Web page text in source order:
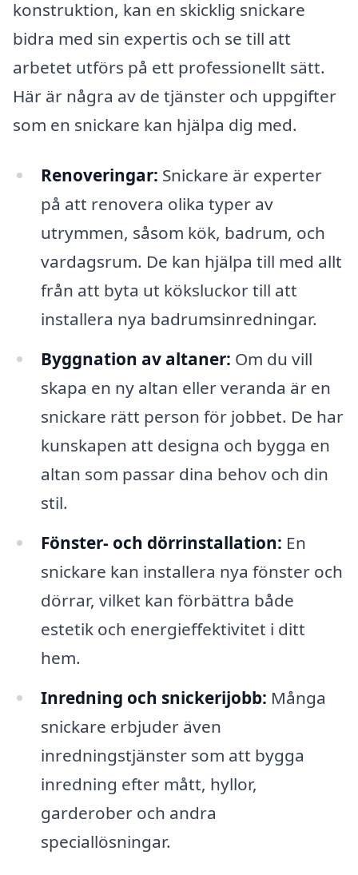
konstruktion, kan en skicklig snickare
bidra med sin expertis och se till att
arbetet utförs på ett professionellt sätt.
Här är några av de tjänster och uppgifter
som en snickare kan hjälpa dig med.
Renoveringar: Snickare är experter
på att renovera olika typer av
utrymmen, såsom kök, badrum, och
vardagsrum. De kan hjälpa till med allt
från att byta ut köksluckor till att
installera nya badrumsinredningar.
Byggnation av altaner: Om du vill
skapa en ny altan eller veranda är en
snickare rätt person för jobbet. De har
kunskapen att designa och bygga en
altan som passar dina behov och din
stil.
Fönster- och dörrinstallation: En
snickare kan installera nya fönster och
dörrar, vilket kan förbättra både
estetik och energieffektivitet i ditt
hem.
Inredning och snickerijobb: Många
snickare erbjuder även
inredningstjänster som att bygga
inredning efter mått, hyllor,
garderober och andra
speciallösningar.